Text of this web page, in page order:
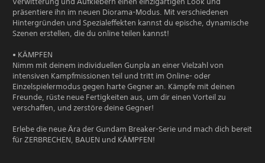
präsentiere ihn im neuen Diorama-Modus. Mit verschiedenen
Hintergründen und Spezialeffekten kannst du epische, dynamische
Szenen erstellen, die du online teilen kannst!
• KÄMPFEN
Nimm mit deinem individuellen Gunpla an einer Vielzahl von
intensiven Kampfmissionen teil und tritt im Online- oder
Einzelspielermodus gegen harte Gegner an. Kämpfe mit deinen
Freunde, rüste neue Fertigkeiten aus, um dir einen Vorteil zu
verschaffen, und zerstöre deine Gegner!
Erlebe die neue Ära der Gundam Breaker-Serie und mach dich bereit
für ZERBRECHEN, BAUEN und KÄMPFEN!